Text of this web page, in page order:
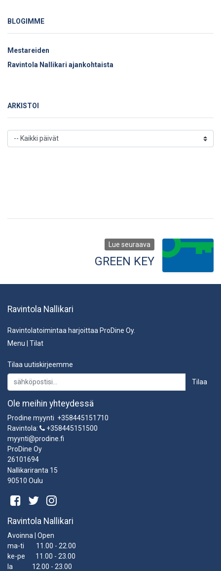
BLOGIMME
Mestareiden
Ravintola Nallikari ajankohtaista
ARKISTOI
Lue seuraava
GREEN KEY
Ravintola Nallikari
Ravintolatoimintaa harjoittaa ProDine Oy.
Menu
Tilat
Tilaa uutiskirjeemme
Tilaa
Ole meihin yhteydessä
Prodine myynti +358445151710
Ravintola:
+358445151500
myynti@prodine.fi
ProDine Oy
26101694
Nallikariranta 15
90510 Oulu
Ravintola Nallikari
Avoinna | Open
ma-ti 11.00 - 22.00
ke-pe 11.00 - 23.00
la 12.00 - 23.00